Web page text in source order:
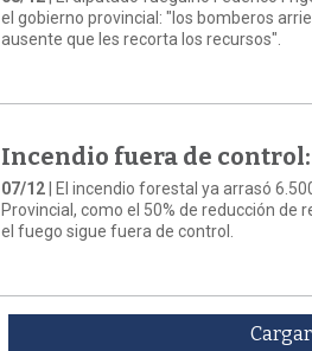
el gobierno provincial: "los bomberos
ausente que les recorta los recursos".
Incendio fuera de
07/12 | El incendio forestal ya arrasó
Provincial, como el 50% de reducción de
el fuego sigue fuera de control.